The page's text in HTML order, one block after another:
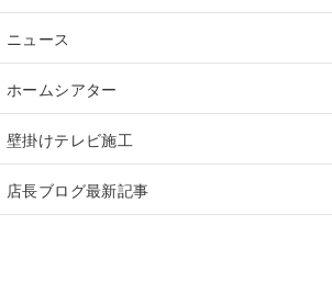
ニュース
ホームシアター
壁掛けテレビ施工
店長ブログ最新記事